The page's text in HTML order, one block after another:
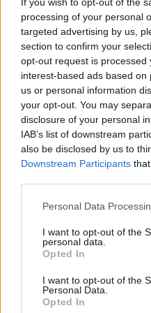
processing of your personal
targeted advertising by us,
section to confirm your
opt-out request is processed
interest-based ads based
us or personal information
your opt-out. You may
disclosure of your personal
IAB’s list of downstream
also be disclosed by us to
Downstream Participants
Personal Data
I want to opt-out of the
personal data.
Opted In
I want to opt-out of the
Personal Data.
Opted In
–
ΧΤΕΣ
Αρχεία UFO:
μέτρων και
σώμα στα νέα